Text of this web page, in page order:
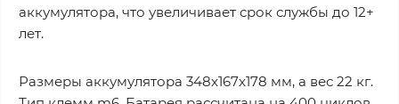
аккумулятора, что увеличивает срок службы до 12+
лет.
Размеры аккумулятора 348x167x178 мм, а вес 22 кг.